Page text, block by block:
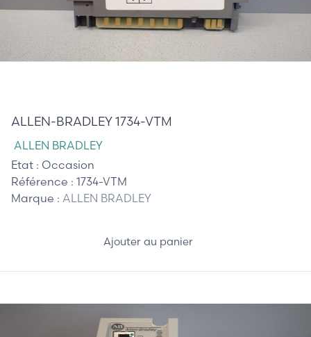
ALLEN-BRADLEY 1734-VTM
ALLEN BRADLEY
Etat : Occasion
Référence : 1734-VTM
Marque : ALLEN BRADLEY
Ajouter au panier